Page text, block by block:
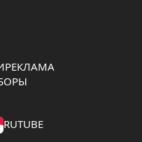
РЕКЛАМА
RUTUBE